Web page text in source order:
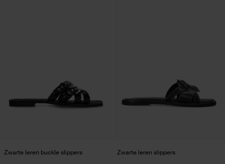
Zwarte leren buckle slippers Zwarte leren slippers